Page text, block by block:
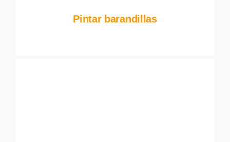
Pintar barandillas